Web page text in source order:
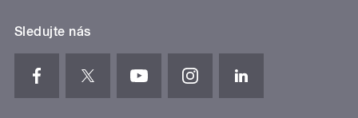
Sledujte nás